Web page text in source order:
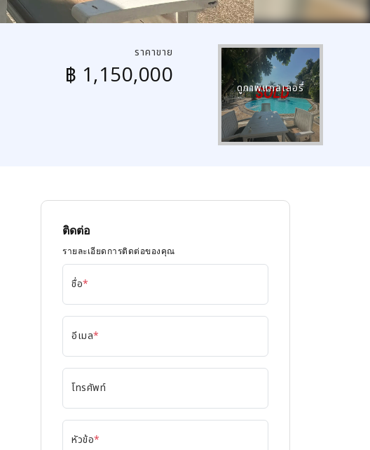
ราคาขาย
฿ 1,150,000
ดูภาพแกลเลอรี่
ติดต่อ
รายละเอียดการติดต่อของคุณ
ชื่อ*
อีเมล*
โทรศัพท์
หัวข้อ*